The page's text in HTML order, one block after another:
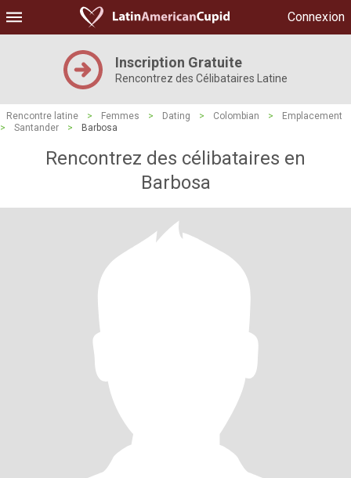
Connexion
Inscription Gratuite
Rencontrez des Célibataires Latine
Rencontre latine > Femmes > Dating > Colombian >
Emplacement
>
Santander > Barbosa
Rencontrez des célibataires en
Barbosa